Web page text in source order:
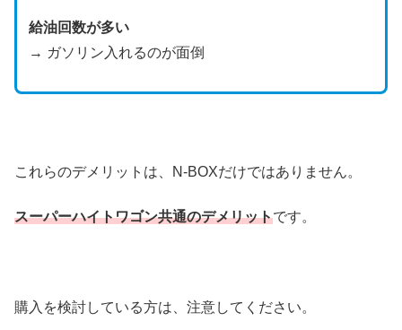
給油回数が多い
→ ガソリン入れるのが面倒
これらのデメリットは、N-BOXだけではありません。
スーパーハイトワゴン共通のデメリットです。
購入を検討している方は、注意してください。